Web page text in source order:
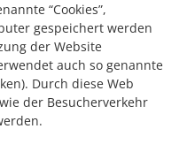
“Cookies”,
gespeichert werden
der Website
auch so genannte
Durch diese Web
der Besucherverkehr